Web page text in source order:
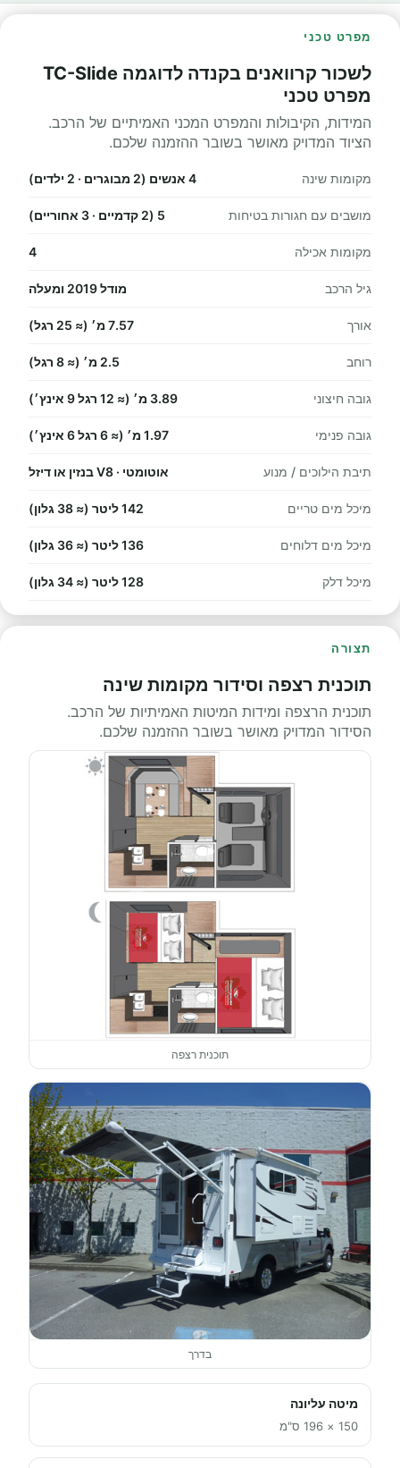
מפרט טכני
לשכור קרוואנים בקנדה לדוגמה TC-Slide
מפרט טכני
המידות, הקיבולות והמפרט המכני האמיתיים של הרכב.
הציוד המדויק מאושר בשובר ההזמנה שלכם.
מקומות שינה 4 אנשים (2 מבוגרים · 2 ילדים)
מושבים עם חגורות בטיחות 5 (2 קדמיים · 3 אחוריים)
מקומות אכילה 4
גיל הרכב מודל 2019 ומעלה
אורך 7.57 מ׳ (≈ 25 רגל)
רוחב 2.5 מ׳ (≈ 8 רגל)
גובה חיצוני 3.89 מ׳ (≈ 12 רגל 9 אינץ׳)
גובה פנימי 1.97 מ׳ (≈ 6 רגל 6 אינץ׳)
תיבת הילוכים / מנוע אוטומטי · V8 בנזין או דיזל
מיכל מים טריים 142 ליטר (≈ 38 גלון)
מיכל מים דלוחים 136 ליטר (≈ 36 גלון)
מיכל דלק 128 ליטר (≈ 34 גלון)
תצורה
תוכנית רצפה וסידור מקומות שינה
תוכנית הרצפה ומידות המיטות האמיתיות של הרכב.
הסידור המדויק מאושר בשובר ההזמנה שלכם.
תוכנית רצפה
בדרך
מיטה עליונה
150 × 196 ס"מ